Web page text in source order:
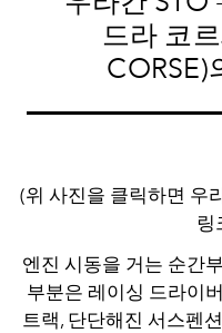
드라 코
CORSE)
(위 사진을 클릭하면 우
링
엔진 시동을 거는 순간
부분은 레이싱 드라이
트랙, 단단해진 서스펜